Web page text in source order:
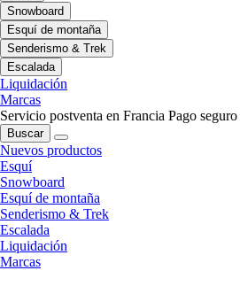
Snowboard
Esquí de montaña
Senderismo & Trek
Escalada
Liquidación
Marcas
Servicio postventa en Francia Pago seguro
Buscar
Nuevos productos
Esquí
Snowboard
Esquí de montaña
Senderismo & Trek
Escalada
Liquidación
Marcas